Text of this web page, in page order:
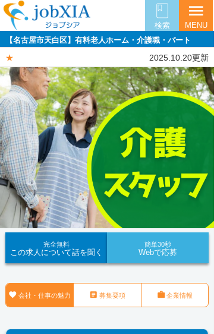
検索
menu
MENU
【名古屋市天白区】有料老人ホーム・介護職・パート
★ 2025.10.20更新
完全無料
この求人について話を聞く
簡単30秒
Webで応募
 会社・仕事の魅力  募集要項 企業情報